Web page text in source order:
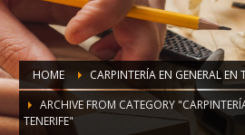
HOME
CARPINTERÍA EN GENERAL EN
ARCHIVE FROM CATEGORY
TENERIFE"